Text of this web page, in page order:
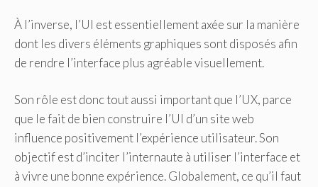
À l’inverse, l’UI est essentiellement axée sur la manière
dont les divers éléments graphiques sont disposés afin
de rendre l’interface plus agréable visuellement.
Son rôle est donc tout aussi important que l’UX, parce
que le fait de bien construire l’UI d’un site web
influence positivement l’expérience utilisateur. Son
objectif est d’inciter l’internaute à utiliser l’interface et
à vivre une bonne expérience. Globalement, ce qu’il faut